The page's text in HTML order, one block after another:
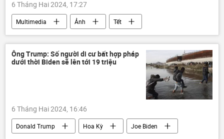
6 Tháng Hai 2024, 17:27
Multimedia Ảnh Tết
Ông Trump: Số người di cư bất hợp pháp
dưới thời Biden sẽ lên tới 19 triệu
6 Tháng Hai 2024, 16:46
Donald Trump Hoa Kỳ
Joe Biden